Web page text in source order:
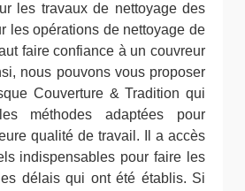
les travaux de nettoyage des
les opérations de nettoyage de
faire confiance à un couvreur
nous pouvons vous proposer
Couverture & Tradition qui
méthodes adaptées pour
qualité de travail. Il a accès
indispensables pour faire les
délais qui ont été établis. Si